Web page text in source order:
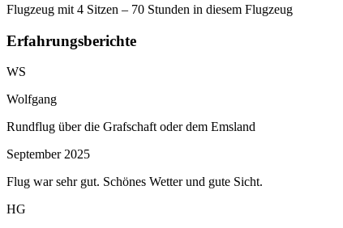
Flugzeug mit 4 Sitzen – 70 Stunden in diesem Flugzeug
Erfahrungsberichte
WS
Wolfgang
Rundflug über die Grafschaft oder dem Emsland
September 2025
Flug war sehr gut. Schönes Wetter und gute Sicht.
HG